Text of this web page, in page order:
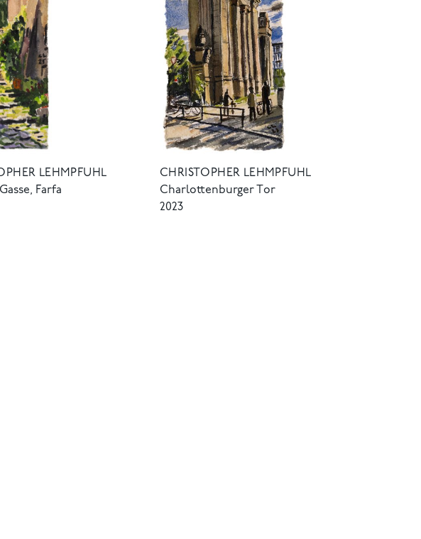
LEHMPFUHL
Farfa
CHRISTOPHER LEHMPFUHL
Charlottenburger Tor
2023